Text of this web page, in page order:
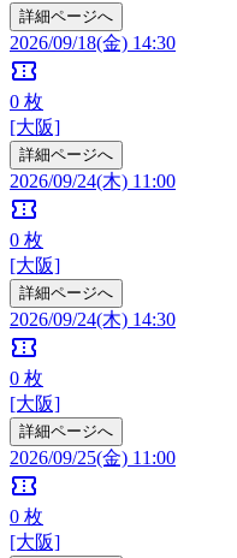
詳細ページへ
2026/09/18(金) 14:30
confirmation_number
0 枚
[大阪]
詳細ページへ
2026/09/24(木) 11:00
confirmation_number
0 枚
[大阪]
詳細ページへ
2026/09/24(木) 14:30
confirmation_number
0 枚
[大阪]
詳細ページへ
2026/09/25(金) 11:00
confirmation_number
0 枚
[大阪]